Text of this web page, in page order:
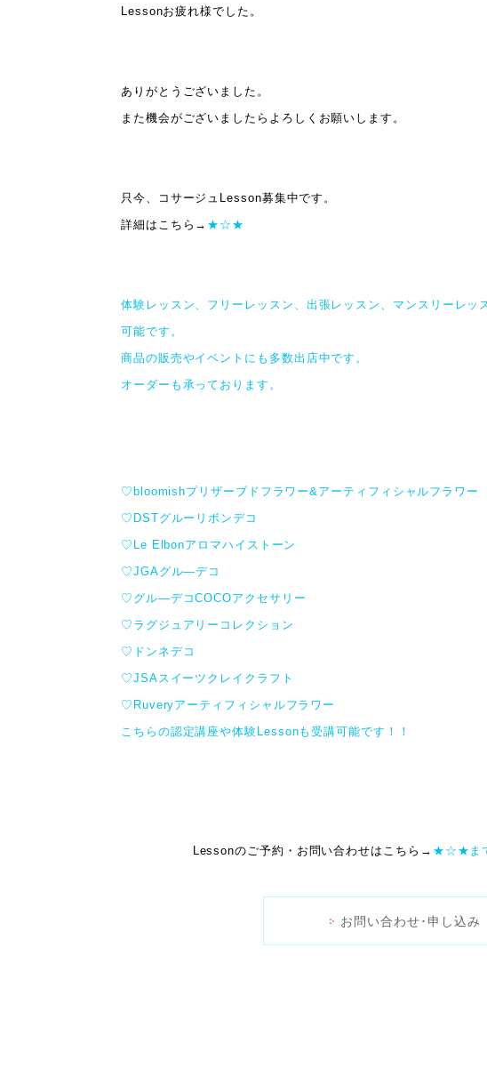
Lessonお疲れ様でした。
ありがとうございました。
また機会がございましたらよろしくお願いします。
只今、コサージュLesson募集中です。
詳細はこちら→ ★☆★
体験レッスン、フリーレッスン、出張レッスン、マンスリーレッ
可能です。
商品の販売やイベントにも多数出店中です。
オーダーも承っております。
♡bloomishプリザーブドフラワー&アーティフィシャルフラワー
♡DSTグルーリボンデコ
♡Le Elbonアロマハイストーン
♡JGAグル―デコ
♡グル―デコCOCOアクセサリー
♡ラグジュアリーコレクション
♡ドンネデコ
♡JSAスイーツクレイクラフト
♡Ruveryアーティフィシャルフラワー
こちらの認定講座や体験Lessonも受講可能です！！
Lessonのご予約・お問い合わせはこちら→ ★☆★ ま
お問い合わせ･申し込み